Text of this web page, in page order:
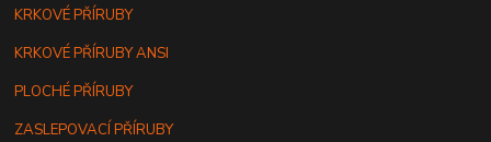
KRKOVÉ PŘÍRUBY
KRKOVÉ PŘÍRUBY ANSI
PLOCHÉ PŘÍRUBY
ZASLEPOVACÍ PŘÍRUBY